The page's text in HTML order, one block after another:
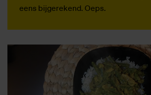
eens bijgerekend. Oeps.